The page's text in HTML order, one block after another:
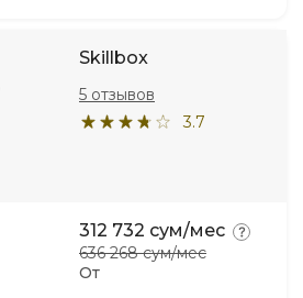
Skillbox
3.7
5 отзывов
От
312 732 сум/мес
636 268 сум/мес